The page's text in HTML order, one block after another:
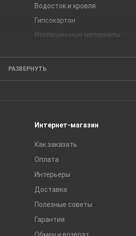
Водосток и кровля
Гипсокартон
Изоляционные материалы
Сухие смеси
РАЗВЕРНУТЬ
Интернет-магазин
Как заказать
Оплата
Интерьеры
Доставка
Полезные советы
Гарантия